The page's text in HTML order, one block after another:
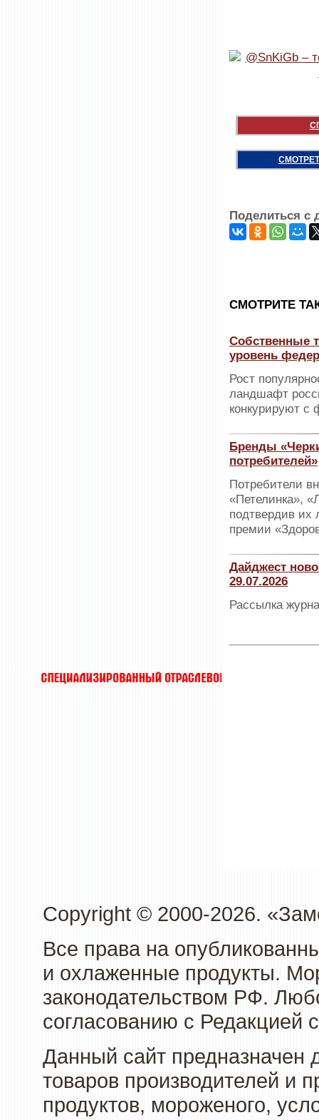
Поделиться с
CМОТРИТЕ
Собственные
уровень
Рост
ландшафт
конкурируют
Бренды
потребителей»
Потребители
«Петелинка»,
подтвердив их
премии
Дайджест
29.07.2026
Рассылка
Copyright © 2000-2026.
Все права на
и охлаженные продукты.
законодательством РФ.
согласованию с Редакцией
Данный сайт предназначен
товаров производителей и
продуктов, мороженого,